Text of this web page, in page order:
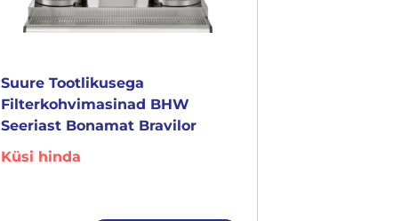
Suure Tootlikusega
Filterkohvimasinad BHW
Seeriast Bonamat Bravilor
Küsi hinda